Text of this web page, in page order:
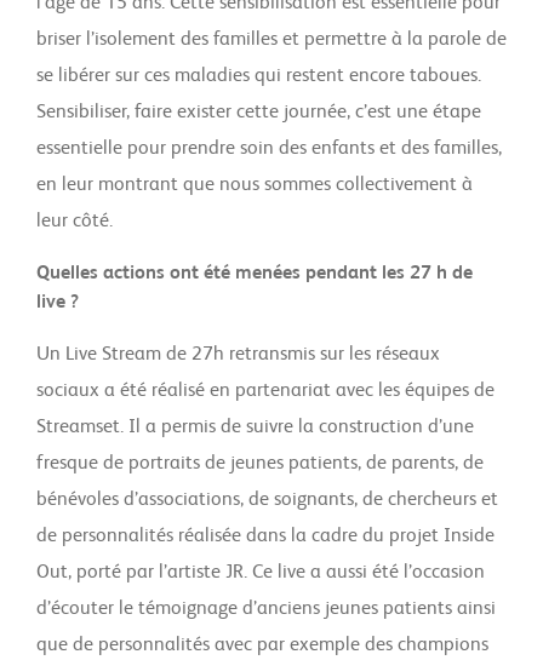
briser l’isolement des familles et permettre à la parole de
se libérer sur ces maladies qui restent encore taboues.
Sensibiliser, faire exister cette journée, c’est une étape
essentielle pour prendre soin des enfants et des familles,
en leur montrant que nous sommes collectivement à
leur côté.
Quelles actions ont été menées pendant les 27 h de
live ?
Un Live Stream de 27h retransmis sur les réseaux
sociaux a été réalisé en partenariat avec les équipes de
Streamset. Il a permis de suivre la construction d’une
fresque de portraits de jeunes patients, de parents, de
bénévoles d’associations, de soignants, de chercheurs et
de personnalités réalisée dans la cadre du projet Inside
Out, porté par l’artiste JR. Ce live a aussi été l’occasion
d’écouter le témoignage d’anciens jeunes patients ainsi
que de personnalités avec par exemple des champions